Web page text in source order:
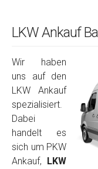
LKW Ankauf
Wir haben
uns auf den
LKW Ankauf
spezialisiert.
Dabei
handelt es
sich um PKW
Ankauf,
LKW